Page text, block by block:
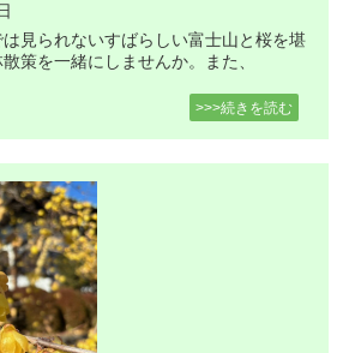
見られないすばらしい富士山と桜を堪
策を一緒にしませんか。また、
>>>続きを読む